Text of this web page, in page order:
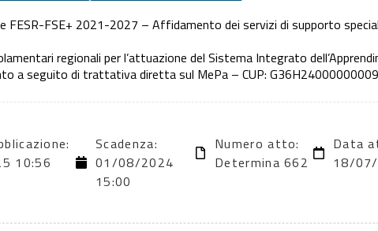
FESR-FSE+ 2021-2027 – Affidamento dei servizi di supporto
regionali per l’attuazione del Sistema Integrato
a seguito di trattativa diretta sul MePa – CUP: G36H24000000009
10:56
Scadenza:
01/08/2024
15:00
Numero atto:
Determina 662
Data
18/